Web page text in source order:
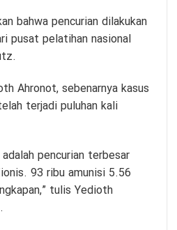
bahwa pencurian dilakukan
pusat pelatihan nasional
Ahronot, sebenarnya kasus
terjadi puluhan kali
pencurian terbesar
93 ribu amunisi 5.56
tulis Yedioth